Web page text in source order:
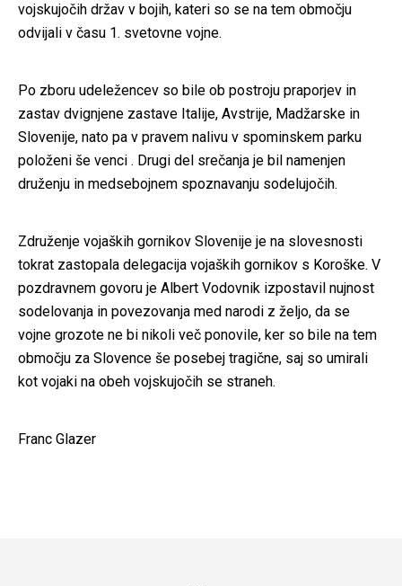
vojskujočih držav v bojih, kateri so se na tem območju
odvijali v času 1. svetovne vojne.
Po zboru udeležencev so bile ob postroju praporjev in
zastav dvignjene zastave Italije, Avstrije, Madžarske in
Slovenije, nato pa v pravem nalivu v spominskem parku
položeni še venci . Drugi del srečanja je bil namenjen
druženju in medsebojnem spoznavanju sodelujočih.
Združenje vojaških gornikov Slovenije je na slovesnosti
tokrat zastopala delegacija vojaških gornikov s Koroške. V
pozdravnem govoru je Albert Vodovnik izpostavil nujnost
sodelovanja in povezovanja med narodi z željo, da se
vojne grozote ne bi nikoli več ponovile, ker so bile na tem
območju za Slovence še posebej tragične, saj so umirali
kot vojaki na obeh vojskujočih se straneh.
Franc Glazer